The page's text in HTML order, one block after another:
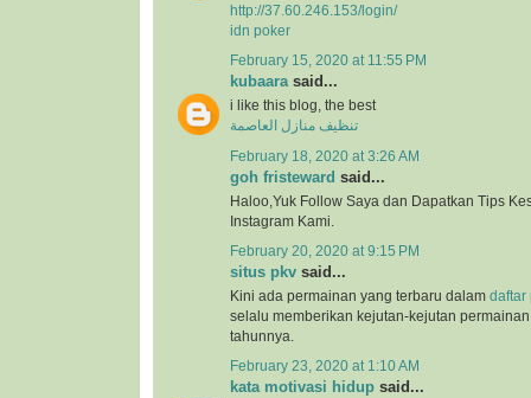
http://37.60.246.153/login/
idn poker
February 15, 2020 at 11:55 PM
kubaarasaid...
i like this blog, the best
تنظيف منازل العاصمة
February 18, 2020 at 3:26 AM
goh fristeward said...
Haloo,Yuk Follow Saya dan Dapatkan Tips
Instagram Kami.
February 20, 2020 at 9:15 PM
situs pkv said...
Kini ada permainan yang terbaru dalam daftar
selalu memberikan kejutan-kejutan
tahunnya.
February 23, 2020 at 1:10 AM
kata motivasi hidup said...